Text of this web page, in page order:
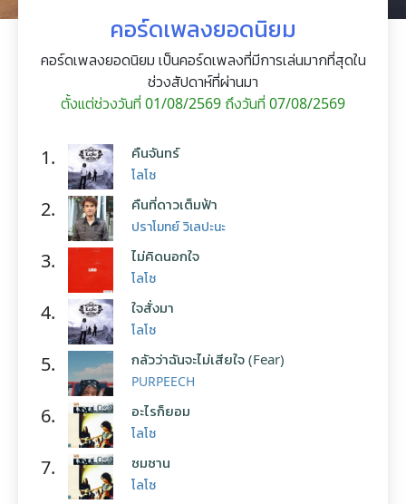
คอร์ดเพลงยอดนิยม
คอร์ดเพลงยอดนิยม เป็นคอร์ดเพลงที่มีการเล่นมากที่สุดใน
ช่วงสัปดาห์ที่ผ่านมา
ตั้งแต่ช่วงวันที่ 01/08/2569 ถึงวันที่ 07/08/2569
1. คืนจันทร์
โลโซ
2. คืนที่ดาวเต็มฟ้า
ปราโมทย์ วิเลปะนะ
3. ไม่คิดนอกใจ
โลโซ
4. ใจสั่งมา
โลโซ
5. กลัวว่าฉันจะไม่เสียใจ (Fear)
PURPEECH
6. อะไรก็ยอม
โลโซ
7. ซมซาน
โลโซ